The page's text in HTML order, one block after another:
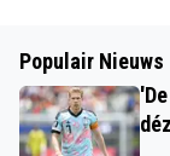
Populair Nieuws